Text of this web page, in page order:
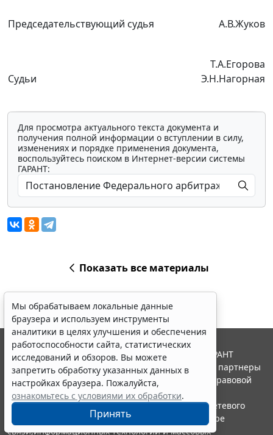
Председательствующий судья А.В.Жуков
Судьи
Т.А.Егорова
Э.Н.Нагорная
Для просмотра актуального текста документа и
получения полной информации о вступлении в силу,
изменениях и порядке применения документа,
воспользуйтесь поиском в Интернет-версии системы
ГАРАНТ:
Показать все материалы
Мы обрабатываем локальные данные
браузера и используем инструменты
аналитики в целях улучшения и обеспечения
работоспособности сайта, статистических
исследований и обзоров. Вы можете
запретить обработку указанных данных в
настройках браузера. Пожалуйста,
ознакомьтесь с условиями их обработки.
Принять
© ООО "НПП "ГАРАНТ-СЕРВИС", 2026. Система ГАРАНТ
выпускается с 1990 года. Компания "Гарант" и ее партнеры
являются участниками Российской ассоциации правовой
информации ГАРАНТ.
Портал ГАРАНТ.РУ зарегистрирован в качестве сетевого
издания Федеральной службой по надзору в сфере
связи,информационных технологий и массовых